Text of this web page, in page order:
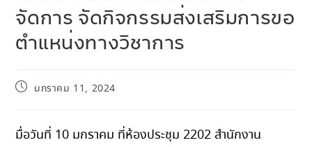
จัดการ จัดกิจกรรมส่งเสริมการขอ
ตำแหน่งทางวิชาการ
มกราคม 11, 2024
มื่อวันที่ 10 มกราคม ที่ห้องประชุม 2202 สำนักงาน